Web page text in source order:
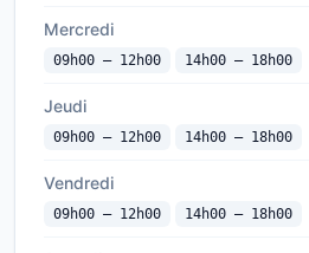
Mercredi
09h00 — 12h00 14h00 — 18h00
Jeudi
09h00 — 12h00 14h00 — 18h00
Vendredi
09h00 — 12h00 14h00 — 18h00